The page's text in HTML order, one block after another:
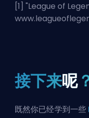
[1] "League of
接下来呢
既然你已经学到一些